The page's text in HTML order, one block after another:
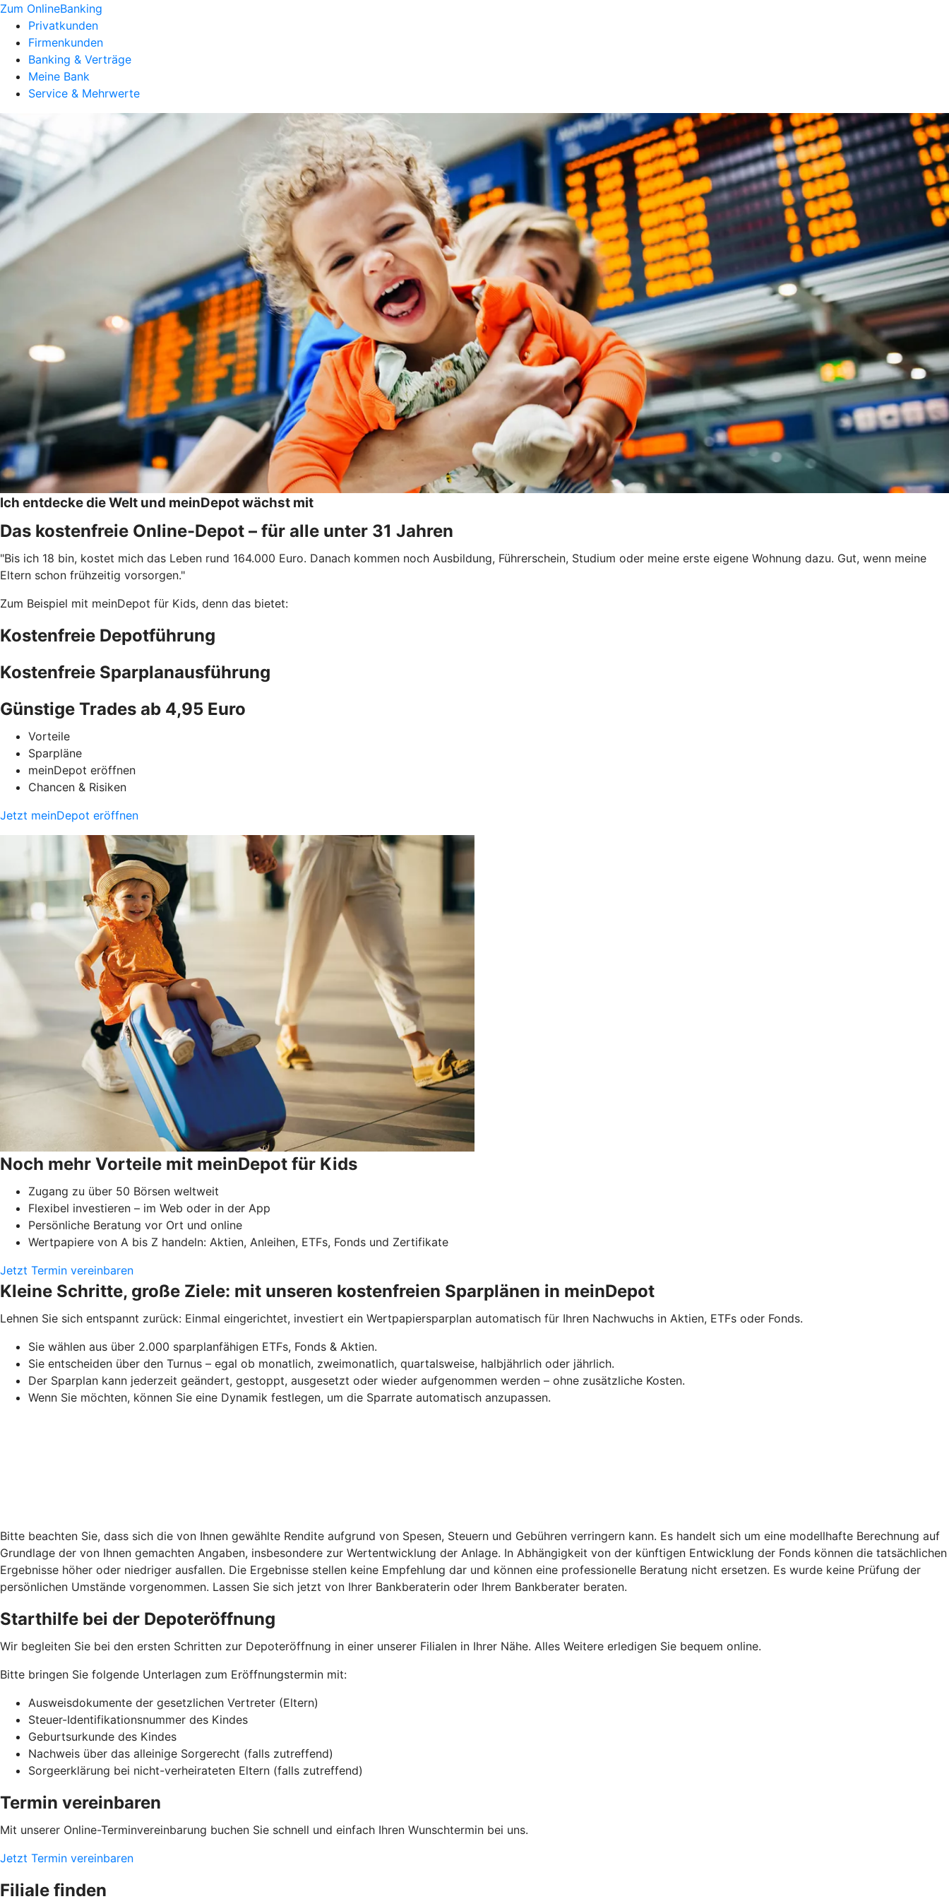
Zum OnlineBanking
Privatkunden
Firmenkunden
Banking & Verträge
Meine Bank
Service & Mehrwerte
Ich entdecke die Welt und meinDepot wächst mit
Das kostenfreie Online-Depot – für alle unter 31 Jahren
"Bis ich 18 bin, kostet mich das Leben rund 164.000 Euro. Danach kommen noch Ausbildung, Führerschein, Studium oder meine erste eigene Wohnung dazu. Gut, wenn meine
Eltern schon frühzeitig vorsorgen."
Zum Beispiel mit meinDepot für Kids, denn das bietet:
Kostenfreie Depotführung
Kostenfreie Sparplanausführung
Günstige Trades ab 4,95 Euro
Vorteile
Sparpläne
meinDepot eröffnen
Chancen & Risiken
Jetzt meinDepot eröffnen
Noch mehr Vorteile mit meinDepot für Kids
Zugang zu über 50 Börsen weltweit
Flexibel investieren – im Web oder in der App
Persönliche Beratung vor Ort und online
Wertpapiere von A bis Z handeln: Aktien, Anleihen, ETFs, Fonds und Zertifikate
Jetzt Termin vereinbaren
Kleine Schritte, große Ziele: mit unseren kostenfreien Sparplänen in meinDepot
Lehnen Sie sich entspannt zurück: Einmal eingerichtet, investiert ein Wertpapiersparplan automatisch für Ihren Nachwuchs in Aktien, ETFs oder Fonds.
Sie wählen aus über 2.000 sparplanfähigen ETFs, Fonds & Aktien.
Sie entscheiden über den Turnus – egal ob monatlich, zweimonatlich, quartalsweise, halbjährlich oder jährlich.
Der Sparplan kann jederzeit geändert, gestoppt, ausgesetzt oder wieder aufgenommen werden – ohne zusätzliche Kosten.
Wenn Sie möchten, können Sie eine Dynamik festlegen, um die Sparrate automatisch anzupassen.
Bitte beachten Sie, dass sich die von Ihnen gewählte Rendite aufgrund von Spesen, Steuern und Gebühren verringern kann. Es handelt sich um eine modellhafte Berechnung auf
Grundlage der von Ihnen gemachten Angaben, insbesondere zur Wertentwicklung der Anlage. In Abhängigkeit von der künftigen Entwicklung der Fonds können die tatsächlichen
Ergebnisse höher oder niedriger ausfallen. Die Ergebnisse stellen keine Empfehlung dar und können eine professionelle Beratung nicht ersetzen. Es wurde keine Prüfung der
persönlichen Umstände vorgenommen. Lassen Sie sich jetzt von Ihrer Bankberaterin oder Ihrem Bankberater beraten.
Starthilfe bei der Depoteröffnung
Wir begleiten Sie bei den ersten Schritten zur Depoteröffnung in einer unserer Filialen in Ihrer Nähe. Alles Weitere erledigen Sie bequem online.
Bitte bringen Sie folgende Unterlagen zum Eröffnungstermin mit:
Ausweisdokumente der gesetzlichen Vertreter (Eltern)
Steuer-Identifikationsnummer des Kindes
Geburtsurkunde des Kindes
Nachweis über das alleinige Sorgerecht (falls zutreffend)
Sorgeerklärung bei nicht-verheirateten Eltern (falls zutreffend)
Termin vereinbaren
Mit unserer Online-Terminvereinbarung buchen Sie schnell und einfach Ihren Wunschtermin bei uns.
Jetzt Termin vereinbaren
Filiale finden